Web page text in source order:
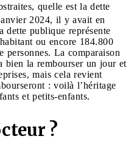
quelle est la dette
2024, il y avait en
dette publique représente
ou encore 184.800
personnes. La comparaison
bien la rembourser un jour et
mais cela revient
: voilà l’héritage
et petits-enfants.
?